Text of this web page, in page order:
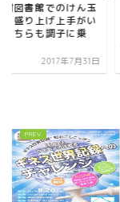
１４日（土）さなだ
ーツクラブでチャレ
けん玉体験教室開
2018年3月22日